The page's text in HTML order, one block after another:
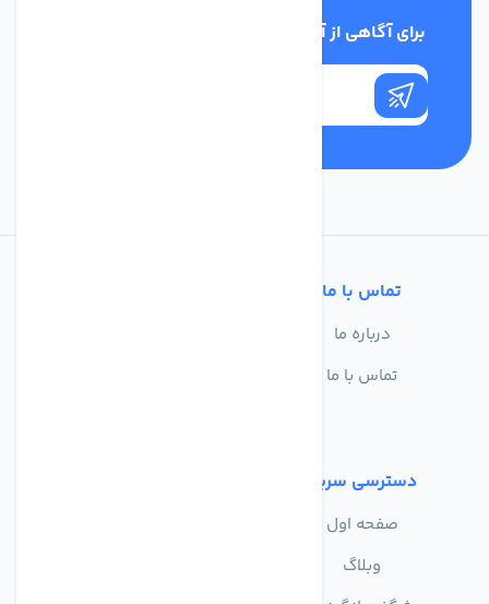
برای آگاهی از آخرین اخبار در خبرنامه ما عضو شوید
تماس با ما
درباره ما
تماس با ما
دسترسی سریع
صفحه اول
وبلاگ